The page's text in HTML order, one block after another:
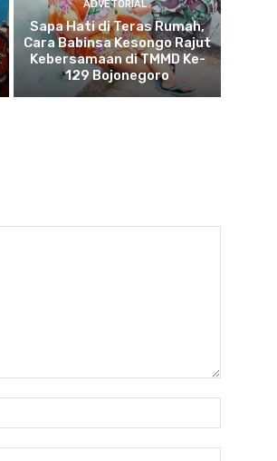
ADVETORIAL
Sapa Hati di Teras Rumah,
Cara Babinsa Kesongo Rajut
Kebersamaan di TMMD Ke-
129 Bojonegoro